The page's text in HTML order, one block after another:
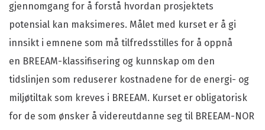
gjennomgang for å forstå hvordan prosjektets
potensial kan maksimeres. Målet med kurset er å gi
innsikt i emnene som må tilfredsstilles for å oppnå
en BREEAM-klassifisering og kunnskap om den
tidslinjen som reduserer kostnadene for de energi- og
miljøtiltak som kreves i BREEAM. Kurset er obligatorisk
for de som ønsker å videreutdanne seg til BREEAM-NOR